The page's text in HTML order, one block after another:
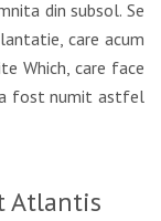
din subsol. Se
care acum
Which, care face
fost numit astfel
Atlantis